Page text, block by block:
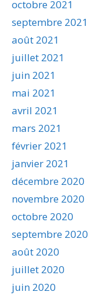
octobre 2021
septembre 2021
août 2021
juillet 2021
juin 2021
mai 2021
avril 2021
mars 2021
février 2021
janvier 2021
décembre 2020
novembre 2020
octobre 2020
septembre 2020
août 2020
juillet 2020
juin 2020